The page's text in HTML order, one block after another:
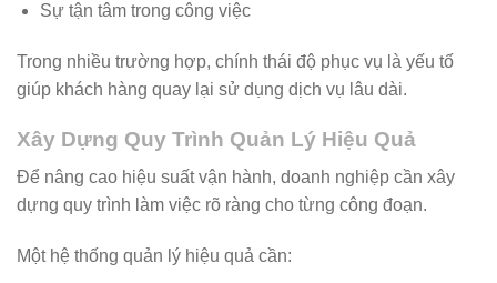
Sự tận tâm trong công việc
Trong nhiều trường hợp, chính thái độ phục vụ là yếu tố
giúp khách hàng quay lại sử dụng dịch vụ lâu dài.
Xây Dựng Quy Trình Quản Lý Hiệu Quả
Để nâng cao hiệu suất vận hành, doanh nghiệp cần xây
dựng quy trình làm việc rõ ràng cho từng công đoạn.
Một hệ thống quản lý hiệu quả cần: